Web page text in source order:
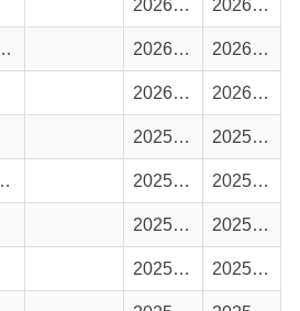
2025-10-23 2025-10-24
2025-10-24 2025-10-24
2025-07-24 2025-07-25
2025-04-22 2025-04-23
2024-12-06 2024-12-07
2024-09-26 2024-09-27